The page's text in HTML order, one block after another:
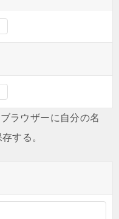
ラウザーに自分の名
する。